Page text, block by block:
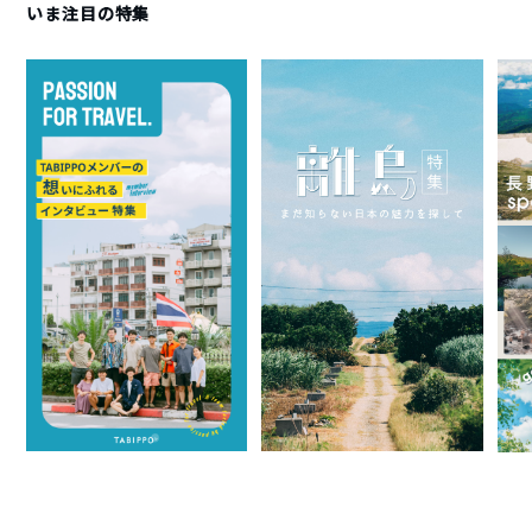
いま注目の特集